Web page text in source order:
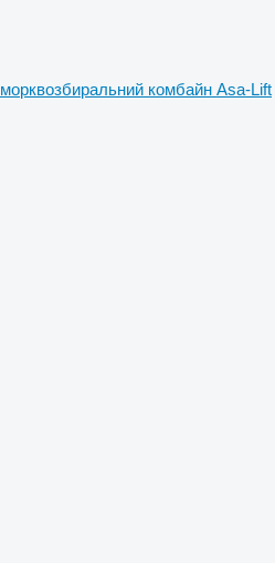
морквозбиральний комбайн Asa-Lift